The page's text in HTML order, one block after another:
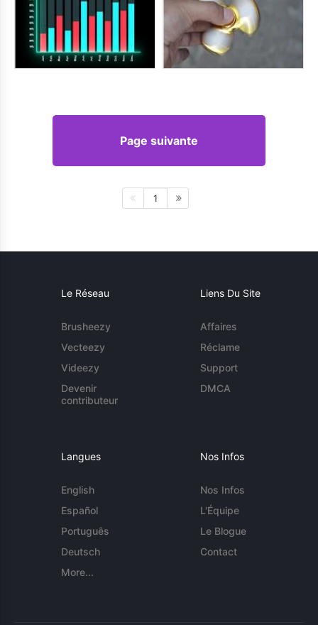
Page suivante
1
Le Réseau
Brusheezy
Vecteezy
Videezy
Devenir
contributeur
Liens Du Site
Affaires
Réclame
Support
DMCA
Langues
English
Español
Português
Deutsch
More...
Nos Infos
Nos Infos
L'Équipe
Le Blogue
Contact